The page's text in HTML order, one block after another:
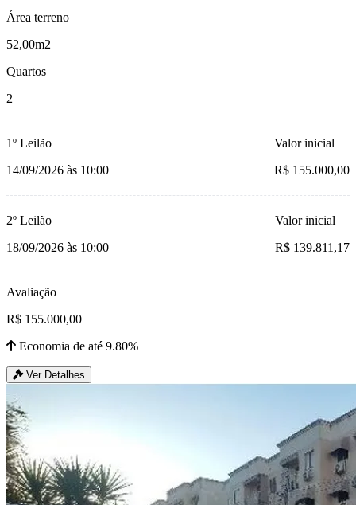
Área terreno
52,00m2
Quartos
2
1º Leilão
14/09/2026 às 10:00
Valor inicial
R$ 155.000,00
2º Leilão
18/09/2026 às 10:00
Valor inicial
R$ 139.811,17
Avaliação
R$ 155.000,00
Economia de até 9.80%
Ver Detalhes